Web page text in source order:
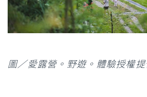
圖／愛露營。野遊。體驗授權